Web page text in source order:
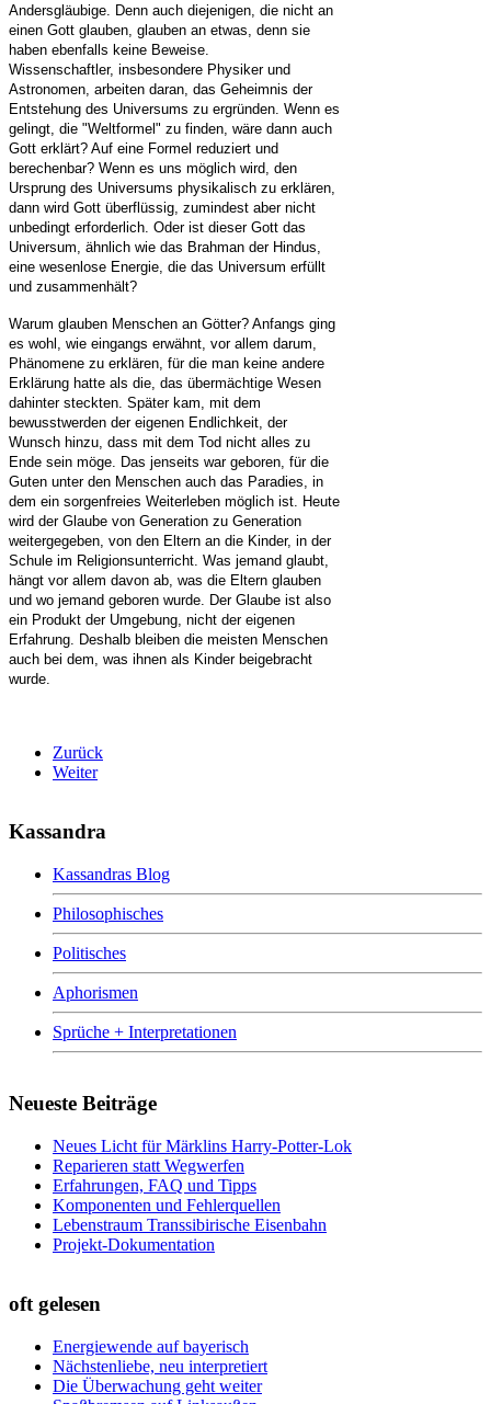
Andersgläubige Denn auch diejenigen, die nicht an
einen Gott glauben, glauben an etwas, denn sie
haben ebenfalls keine Beweise.
Wissenschaftler, insbesondere Physiker und
Astronomen, arbeiten daran, das Geheimnis der
Entstehung des Universums zu ergründen. Wenn es
gelingt, die "Weltformel" zu finden, wäre dann auch
Gott erklärt? Auf eine Formel reduziert und
berechenbar? Wenn es uns möglich wird, den
Ursprung des Universums physikalisch zu erklären,
dann wird Gott überflüssig, zumindest aber nicht
unbedingt erforderlich. Oder ist dieser Gott das
Universum, ähnlich wie das Brahman der Hindus,
eine wesenlose Energie, die das Universum erfüllt
und zusammenhält?
Warum glauben Menschen an Götter? Anfangs ging
es wohl, wie eingangs erwähnt, vor allem darum,
Phänomene zu erklären, für die man keine andere
Erklärung hatte als die, das übermächtige Wesen
dahinter steckten. Später kam, mit dem
bewusstwerden der eigenen Endlichkeit, der
Wunsch hinzu, dass mit dem Tod nicht alles zu
Ende sein möge. Das jenseits war geboren, für die
Guten unter den Menschen auch das Paradies, in
dem ein sorgenfreies Weiterleben möglich ist. Heute
wird der Glaube von Generation zu Generation
weitergegeben, von den Eltern an die Kinder, in der
Schule im Religionsunterricht. Was jemand glaubt,
hängt vor allem davon ab, was die Eltern glauben
und wo jemand geboren wurde. Der Glaube ist also
ein Produkt der Umgebung, nicht der eigenen
Erfahrung. Deshalb bleiben die meisten Menschen
auch bei dem, was ihnen als Kinder beigebracht
wurde.
Zurück
Weiter
Kassandra
Kassandras Blog
Philosophisches
Politisches
Aphorismen
Sprüche + Interpretationen
Neueste Beiträge
Neues Licht für Märklins Harry-Potter-Lok
Reparieren statt Wegwerfen
Erfahrungen, FAQ und Tipps
Komponenten und Fehlerquellen
Lebenstraum Transsibirische Eisenbahn
Projekt-Dokumentation
oft gelesen
Energiewende auf bayerisch
Nächstenliebe, neu interpretiert
Die Überwachung geht weiter